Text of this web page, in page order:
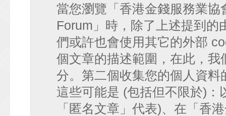
當您瀏覽「香港金錢服務業
Forum」時，除了上述提到
們或許也會使用其它的外部
個文章的描述範圍，在此，
分。第二個收集您的個人資
這些可能是 (包括但不限於)
「匿名文章」代表)、在「香